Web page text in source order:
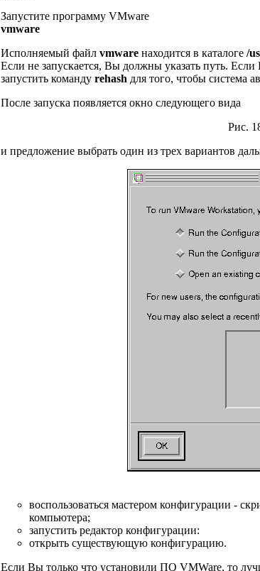
Запустите программу VMware
vmware
Исполняемый файлvmware находится в каталоге/
Если не запускается, Вы должны указать путь.
запустить командуrehash для того, чтобы система
После запуска появляется окно следующего вида
Рис.
и предложение выбрать один из трех вариантов
воспользоваться мастером конфигурации -
компьютера;
запустить редактор конфигурации:
открыть существующую конфигурацию.
Если Вы только что установили ПО VMWare, то